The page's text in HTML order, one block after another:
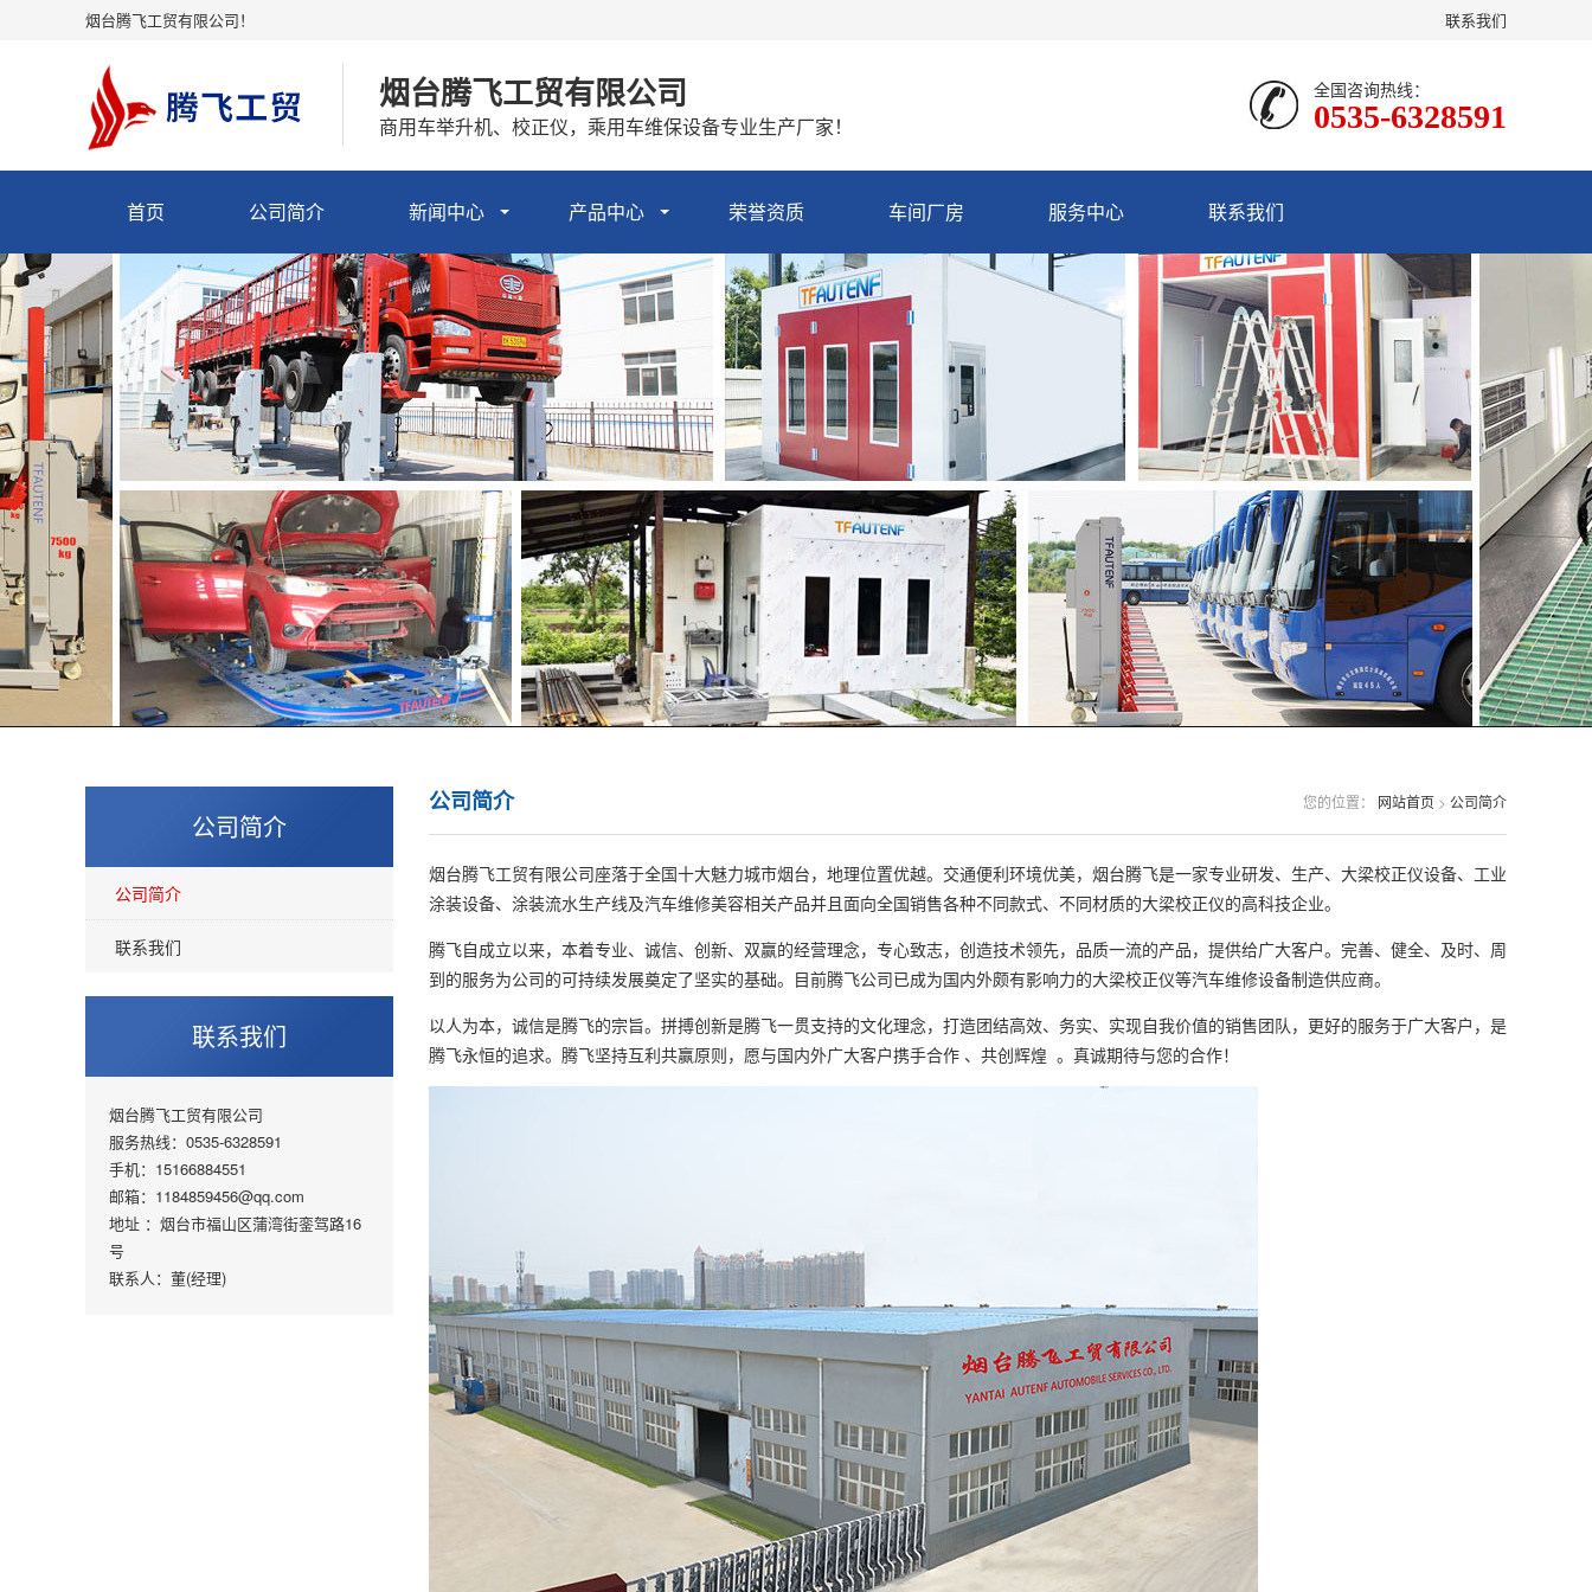
联系我们
烟台腾飞工贸有限公司！
烟台腾飞工贸有限公司
商用车举升机、校正仪，乘用车维保设备专业生产厂家！
全国咨询热线：
0535-6328591
首页 公司简介 新闻中心 产品中心 荣誉资质 车间厂房 服务中心 联系我们
公司简介
公司简介
联系我们
联系我们
烟台腾飞工贸有限公司
服务热线：0535-6328591
手机：15166884551
邮箱：1184859456@qq.com
地址 ：烟台市福山区蒲湾街銮驾路16
号
联系人：董(经理)
您的位置： 网站首页 > 公司简介
公司简介
烟台腾飞工贸有限公司座落于全国十大魅力城市烟台，地理位置优越。交通便利环境优美，烟台腾飞是一家专业研发、生产、大梁校正仪设备、工业
涂装设备、涂装流水生产线及汽车维修美容相关产品并且面向全国销售各种不同款式、不同材质的大梁校正仪的高科技企业。
腾飞自成立以来，本着专业、诚信、创新、双赢的经营理念，专心致志，创造技术领先，品质一流的产品，提供给广大客户。完善、健全、及时、周
到的服务为公司的可持续发展奠定了坚实的基础。目前腾飞公司已成为国内外颇有影响力的大梁校正仪等汽车维修设备制造供应商。
以人为本，诚信是腾飞的宗旨。拼搏创新是腾飞一贯支持的文化理念，打造团结高效、务实、实现自我价值的销售团队，更好的服务于广大客户，是
腾飞永恒的追求。腾飞坚持互利共赢原则，愿与国内外广大客户携手合作 、共创辉煌 。真诚期待与您的合作！